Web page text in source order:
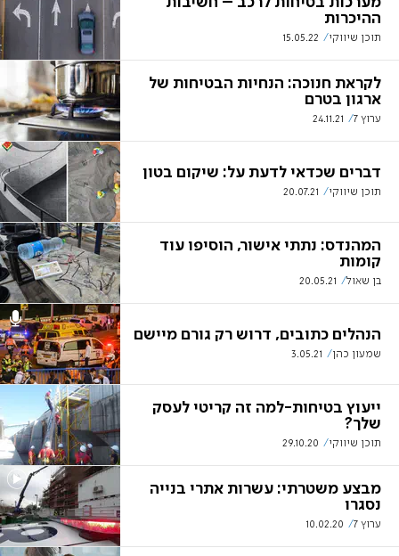
ההיכרות
תוכן שיווקי 15.05.22
לקראת חנוכה: הנחיות הבטיחות של
ארגון בטרם
ערוץ 7 24.11.21
דברים שכדאי לדעת על: שיקום בטון
תוכן שיווקי 20.07.21
המהנדס: נתתי אישור, הוסיפו עוד
קומות
בן שאול 20.05.21
הנהלים כתובים, דרוש רק גורם מיישם
שמעון כהן 3.05.21
ייעוץ בטיחות-למה זה קריטי לעסק
שלך?
תוכן שיווקי 29.10.20
מבצע משטרתי: עשרות אתרי בנייה
נסגרו
ערוץ 7 10.02.20